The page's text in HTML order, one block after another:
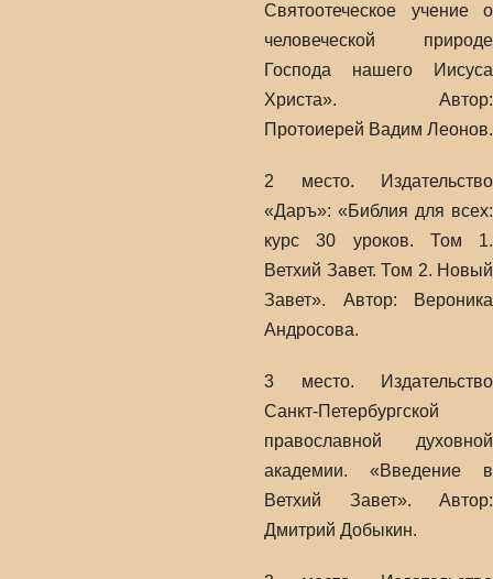
Святоотеческое учение о
человеческой природе
Господа нашего Иисуса
Христа». Автор:
Протоиерей Вадим Леонов.
2 место. Издательство
«Даръ»: «Библия для всех:
курс 30 уроков. Том 1.
Ветхий Завет. Том 2. Новый
Завет». Автор: Вероника
Андросова.
3 место. Издательство
Санкт-Петербургской
православной духовной
академии. «Введение в
Ветхий Завет». Автор:
Дмитрий Добыкин.